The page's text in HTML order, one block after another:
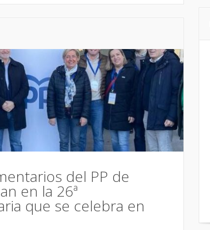
del PP de
en la 26ª
que se celebra en